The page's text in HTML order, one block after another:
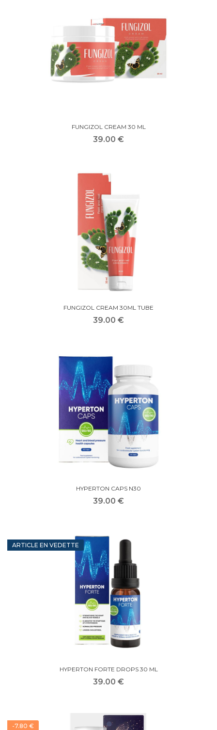
FUNGIZOL CREAM 30 ML
39.00 €
FUNGIZOL CREAM 30ML TUBE
39.00 €
HYPERTON CAPS N30
39.00 €
ARTICLE EN VEDETTE
HYPERTON FORTE DROPS 30 ML
39.00 €
-7.80 €